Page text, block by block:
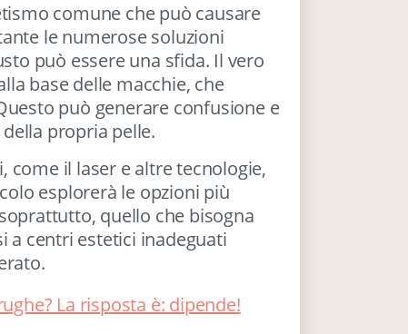
comune che può causare
le numerose soluzioni
può essere una sfida. Il vero
base delle macchie, che
può generare confusione e
propria pelle.
il laser e altre tecnologie,
esplorerà le opzioni più
quello che bisogna
a centri estetici inadeguati
La risposta è: dipende!